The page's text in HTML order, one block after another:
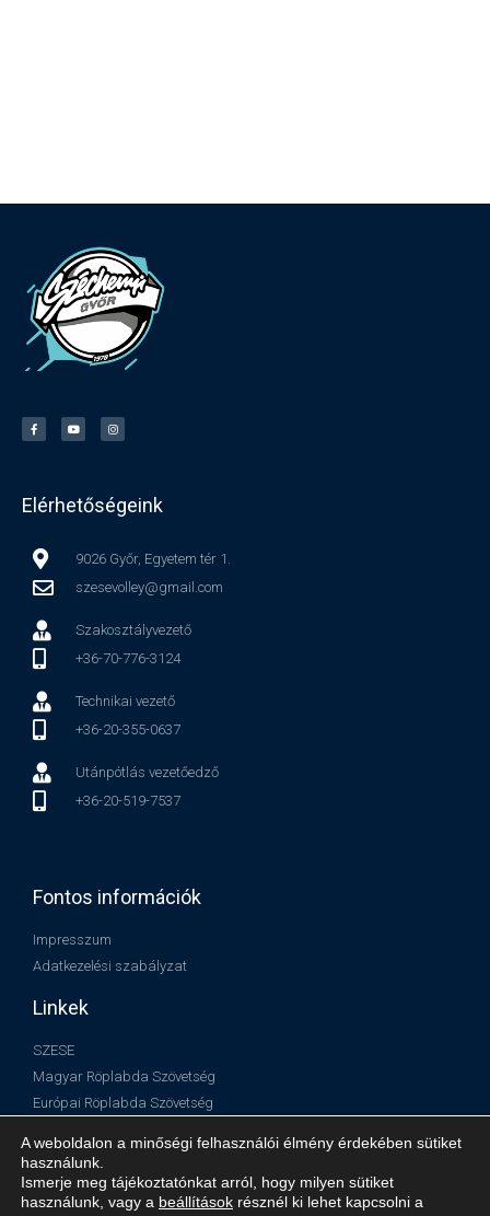
Elérhetőségeink
9026 Győr, Egyetem tér 1.
szesevolley@gmail.com
Szakosztályvezető
+36-70-776-3124
Technikai vezető
+36-20-355-0637
Utánpótlás vezetőedző
+36-20-519-7537
Fontos információk
Impresszum
Adatkezelési szabályzat
Linkek
SZESE
Magyar Röplabda Szövetség
Európai Röplabda Szövetség
A weboldalon a minőségi felhasználói élmény érdekében sütiket
használunk.
Ismerje meg tájékoztatónkat arról, hogy milyen sütiket
használunk, vagy a beállítások résznél ki lehet kapcsolni a